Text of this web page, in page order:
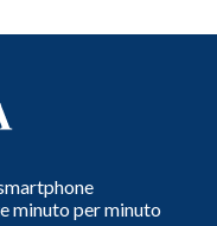
minuto per minuto